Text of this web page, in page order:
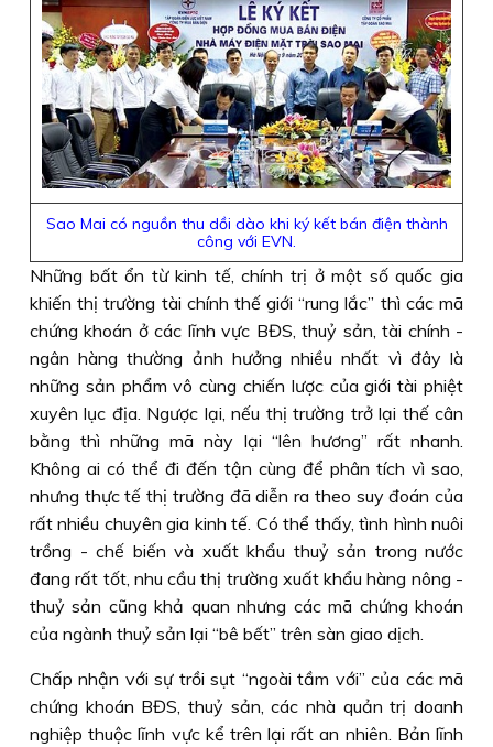
Sao Mai có nguồn thu dồi dào khi ký kết bán điện thành
công với EVN.
Những bất ổn từ kinh tế, chính trị ở một số quốc gia
khiến thị trường tài chính thế giới “rung lắc” thì các mã
chứng khoán ở các lĩnh vực BĐS, thuỷ sản, tài chính -
ngân hàng thường ảnh hưởng nhiều nhất vì đây là
những sản phẩm vô cùng chiến lược của giới tài phiệt
xuyên lục địa. Ngược lại, nếu thị trường trở lại thế cân
bằng thì những mã này lại “lên hương” rất nhanh.
Không ai có thể đi đến tận cùng để phân tích vì sao,
nhưng thực tế thị trường đã diễn ra theo suy đoán của
rất nhiều chuyên gia kinh tế. Có thể thấy, tình hình nuôi
trồng - chế biến và xuất khẩu thuỷ sản trong nước
đang rất tốt, nhu cầu thị trường xuất khẩu hàng nông -
thuỷ sản cũng khả quan nhưng các mã chứng khoán
của ngành thuỷ sản lại “bê bết” trên sàn giao dịch.
Chấp nhận với sự trồi sụt “ngoài tầm với” của các mã
chứng khoán BĐS, thuỷ sản, các nhà quản trị doanh
nghiệp thuộc lĩnh vực kể trên lại rất an nhiên. Bản lĩnh